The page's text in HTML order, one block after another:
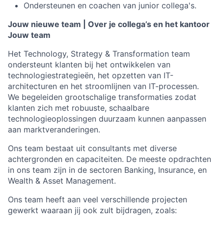
Ondersteunen en coachen van junior collega's.
Jouw nieuwe team | Over je collega’s en het kantoor
Jouw team
Het Technology, Strategy & Transformation team
ondersteunt klanten bij het ontwikkelen van
technologiestrategieën, het opzetten van IT-
architecturen en het stroomlijnen van IT-processen.
We begeleiden grootschalige transformaties zodat
klanten zich met robuuste, schaalbare
technologieoplossingen duurzaam kunnen aanpassen
aan marktveranderingen.
Ons team bestaat uit consultants met diverse
achtergronden en capaciteiten. De meeste opdrachten
in ons team zijn in de sectoren Banking, Insurance, en
Wealth & Asset Management.
Ons team heeft aan veel verschillende projecten
gewerkt waaraan jij ook zult bijdragen, zoals: